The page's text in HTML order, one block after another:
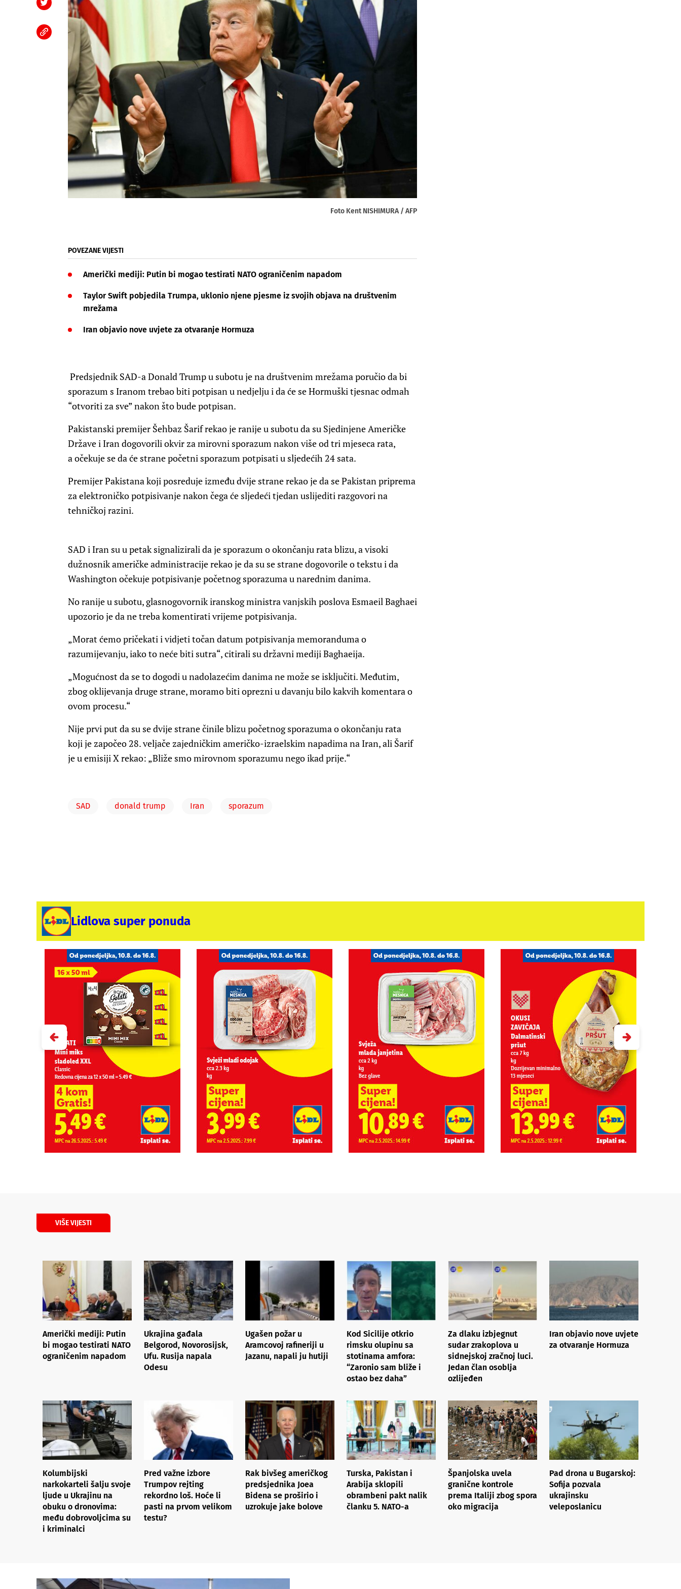
Foto Kent NISHIMURA / AFP
POVEZANE VIJESTI
Američki mediji: Putin bi mogao testirati NATO ograničenim napadom
Taylor Swift pobjedila Trumpa, uklonio njene pjesme iz svojih objava na društvenim
mrežama
Iran objavio nove uvjete za otvaranje Hormuza
Predsjednik SAD-a Donald Trump u subotu je na društvenim mrežama poručio da bi
sporazum s Iranom trebao biti potpisan u nedjelju i da će se Hormuški tjesnac odmah
“otvoriti za sve” nakon što bude potpisan.
Pakistanski premijer Šehbaz Šarif rekao je ranije u subotu da su Sjedinjene Američke
Države i Iran dogovorili okvir za mirovni sporazum nakon više od tri mjeseca rata,
a očekuje se da će strane početni sporazum potpisati u sljedećih 24 sata.
Premijer Pakistana koji posreduje između dvije strane rekao je da se Pakistan priprema
za elektroničko potpisivanje nakon čega će sljedeći tjedan uslijediti razgovori na
tehničkoj razini.
SAD i Iran su u petak signalizirali da je sporazum o okončanju rata blizu, a visoki
dužnosnik američke administracije rekao je da su se strane dogovorile o tekstu i da
Washington očekuje potpisivanje početnog sporazuma u narednim danima.
No ranije u subotu, glasnogovornik iranskog ministra vanjskih poslova Esmaeil Baghaei
upozorio je da ne treba komentirati vrijeme potpisivanja.
„Morat ćemo pričekati i vidjeti točan datum potpisivanja memoranduma o
razumijevanju, iako to neće biti sutra“, citirali su državni mediji Baghaeija.
„Mogućnost da se to dogodi u nadolazećim danima ne može se isključiti. Međutim,
zbog oklijevanja druge strane, moramo biti oprezni u davanju bilo kakvih komentara o
ovom procesu.“
Nije prvi put da su se dvije strane činile blizu početnog sporazuma o okončanju rata
koji je započeo 28. veljače zajedničkim američko-izraelskim napadima na Iran, ali Šarif
je u emisiji X rekao: „Bliže smo mirovnom sporazumu nego ikad prije.“
SAD donald trump Iran sporazum
Lidlova super ponuda
VIŠE VIJESTI
Američki mediji: Putin
bi mogao testirati NATO
ograničenim napadom
Ukrajina gađala
Belgorod, Novorosijsk,
Ufu. Rusija napala
Odesu
Ugašen požar u
Aramcovoj rafineriji u
Jazanu, napali ju hutiji
Kod Sicilije otkrio
rimsku olupinu sa
stotinama amfora:
“Zaronio sam bliže i
ostao bez daha”
Za dlaku izbjegnut
sudar zrakoplova u
sidnejskoj zračnoj luci.
Jedan član osoblja
ozlijeđen
Iran objavio nove uvjete
za otvaranje Hormuza
Kolumbijski
narkokarteli šalju svoje
ljude u Ukrajinu na
obuku o dronovima:
među dobrovoljcima su
i kriminalci
Pred važne izbore
Trumpov rejting
rekordno loš. Hoće li
pasti na prvom velikom
testu?
Rak bivšeg američkog
predsjednika Joea
Bidena se proširio i
uzrokuje jake bolove
Turska, Pakistan i
Arabija sklopili
obrambeni pakt nalik
članku 5. NATO-a
Španjolska uvela
granične kontrole
prema Italiji zbog spora
oko migracija
Pad drona u Bugarskoj:
Sofija pozvala
ukrajinsku
veleposlanicu